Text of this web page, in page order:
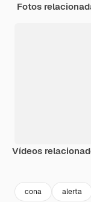
Fotos
Vídeos
cona alerta